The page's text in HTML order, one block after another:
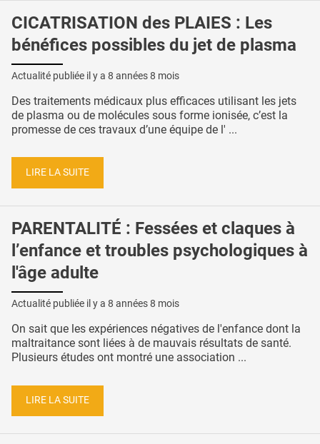
CICATRISATION des PLAIES : Les
bénéfices possibles du jet de plasma
Actualité publiée il y a 8 années 8 mois
Des traitements médicaux plus efficaces utilisant les jets
de plasma ou de molécules sous forme ionisée, c’est la
promesse de ces travaux d’une équipe de l' ...
LIRE LA SUITE
PARENTALITÉ : Fessées et claques à
l’enfance et troubles psychologiques à
l'âge adulte
Actualité publiée il y a 8 années 8 mois
On sait que les expériences négatives de l'enfance dont la
maltraitance sont liées à de mauvais résultats de santé.
Plusieurs études ont montré une association ...
LIRE LA SUITE